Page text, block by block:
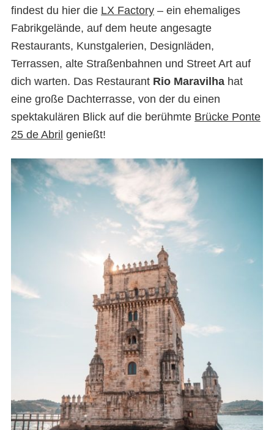
findest du hier die LX Factory – ein ehemaliges
Fabrikgelände, auf dem heute angesagte
Restaurants, Kunstgalerien, Designläden,
Terrassen, alte Straßenbahnen und Street Art auf
dich warten. Das Restaurant Rio Maravilha hat
eine große Dachterrasse, von der du einen
spektakulären Blick auf die berühmte Brücke Ponte
25 de Abril genießt!